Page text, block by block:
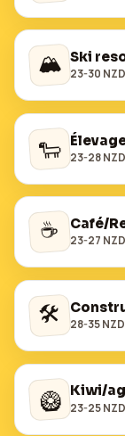
🏔️ Ski
23-30
🐑 23-28
☕ Café/
23-27
🛠️ 28-35
🥝 Kiwi/
23-25